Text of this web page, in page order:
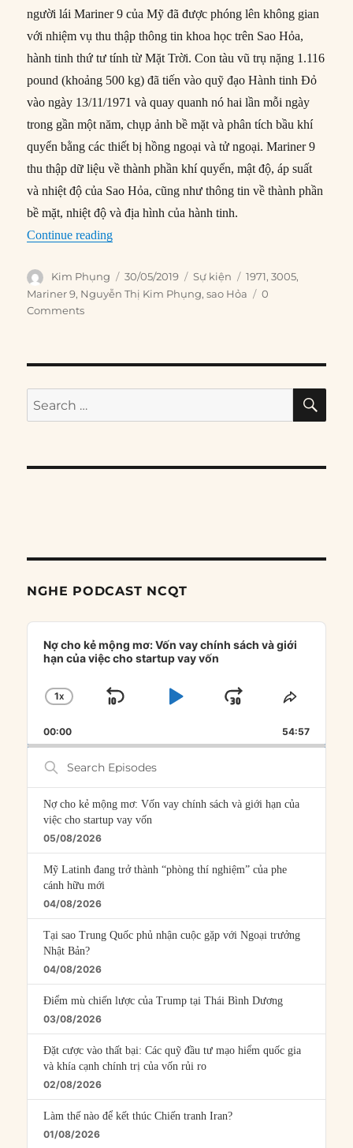
người lái Mariner 9 của Mỹ đã được phóng lên không gian
với nhiệm vụ thu thập thông tin khoa học trên Sao Hỏa,
hành tinh thứ tư tính từ Mặt Trời. Con tàu vũ trụ nặng 1.116
pound (khoảng 500 kg) đã tiến vào quỹ đạo Hành tinh Đỏ
vào ngày 13/11/1971 và quay quanh nó hai lần mỗi ngày
trong gần một năm, chụp ảnh bề mặt và phân tích bầu khí
quyển bằng các thiết bị hồng ngoại và tử ngoại. Mariner 9
thu thập dữ liệu về thành phần khí quyển, mật độ, áp suất
và nhiệt độ của Sao Hỏa, cũng như thông tin về thành phần
bề mặt, nhiệt độ và địa hình của hành tinh.
Continue reading“30/05/1971: Mariner 9 khởi hành đến Sao
Author
Kim Phụng
Posted
on
30/05/2019 Categories
Sự kiện Tags
1971,3005,
Mariner 9, Nguyễn Thị Kim Phụng,sao Hỏa
0
Comments
Search
for:
NGHE PODCAST NCQT
Audio
Player
Nợ cho kẻ mộng mơ: Vốn vay chính sách và giới
hạn của việc cho startup vay vốn
CHANGE
RATE
1X
SKIP
PLAYJUMP
FORWARD
SHARE
00:00 54:57
Search
Episodes
Nợ cho kẻ mộng mơ: Vốn vay chính sách và giới hạn của
việc cho startup vay vốn
05/08/2026
Mỹ Latinh đang trở thành “phòng thí nghiệm” của phe
cánh hữu mới
04/08/2026
Tại sao Trung Quốc phủ nhận cuộc gặp với Ngoại trưởng
Nhật Bản?
04/08/2026
Điểm mù chiến lược của Trump tại Thái Bình Dương
03/08/2026
Đặt cược vào thất bại: Các quỹ đầu tư mạo hiểm quốc gia
và khía cạnh chính trị của vốn rủi ro
02/08/2026
Làm thế nào để kết thúc Chiến tranh Iran?
01/08/2026